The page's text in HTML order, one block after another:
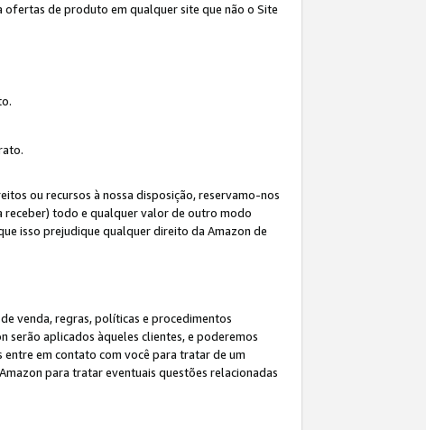
de produto em qualquer site que não o Site
ou recursos à nossa disposição, reservamo-nos
receber) todo e qualquer valor de outro modo
isso prejudique qualquer direito da Amazon de
venda, regras, políticas e procedimentos
serão aplicados àqueles clientes, e poderemos
em contato com você para tratar de um
para tratar eventuais questões relacionadas